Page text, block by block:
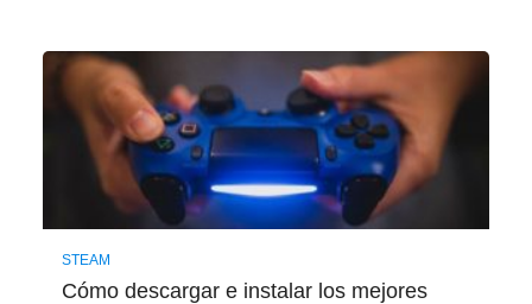
STEAM
Cómo descargar e instalar los mejores